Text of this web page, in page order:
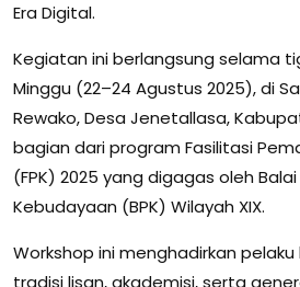
Era Digital.
Kegiatan ini berlangsung selama
Minggu (22–24 Agustus 2025), di
Rewako, Desa Jenetallasa,
bagian dari program Fasilitasi
(FPK) 2025 yang digagas oleh
Kebudayaan (BPK) Wilayah XIX.
Workshop ini menghadirkan
tradisi lisan, akademisi, serta